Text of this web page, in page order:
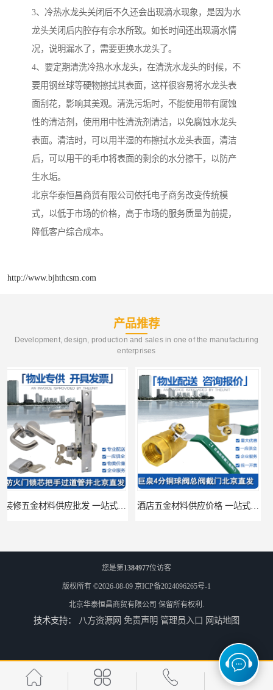
3、冷热水龙头关闭后不久还会出现滴水现象，是因为水
龙头关闭后内腔存有佘水所致。如长时间还出现滴水情
况，说明漏水了，需要更换水龙头了。
4、要定期清洗冷热水水龙头，在清洗水龙头的时候，不
要用钢丝球等硬物擦拭其表面，这样很容易将水龙头表
面刮花，影响其美观。清洗污垢时，不能使用带有腐蚀
性的清洁剂，使用用中性清洗剂清洁，以免腐蚀水龙头
表面。清洁时，可以用半湿的布擦拭水龙头表面，清洁
后，可以用干的毛巾将表面的剩余的水分擦干，以防产
生水垢。
北京华泰恒昌商贸有限公司依托电子商务改变传统模
式，以低于市场的价格，高于市场的服务质量为前提，
降低客户综合成本。
http://www.bjhthcsm.com
产品推荐
Development, design, production and sales in one of the manufacturing
enterprises
脸盆冷热水龙头批发商 水龙头冷热洗脸盆池 全城配送 厨房冷热水龙头批发 三孔面盆通用中珠 24小时内送达
您是第1384977位访客
版权所有 ©2026-08-09 京ICP备2024096265号-1
北京华泰恒昌商贸有限公司 保留所有权利.
技术支持： 八方资源网 免责声明 管理员入口 网站地图